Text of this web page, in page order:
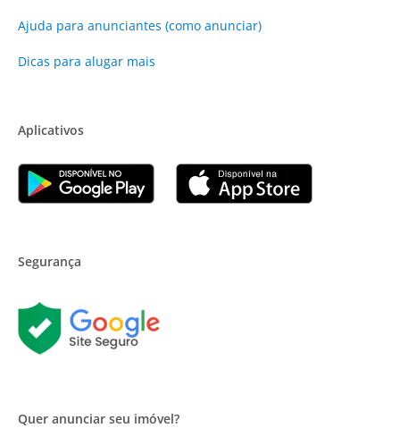
Ajuda para anunciantes (como anunciar)
Dicas para alugar mais
Aplicativos
Segurança
Quer anunciar seu imóvel?